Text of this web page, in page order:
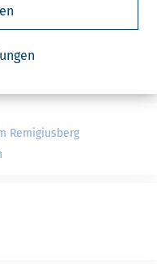
Remigiusberg